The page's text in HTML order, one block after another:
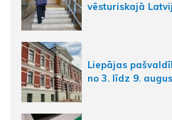
vēsturiskajā
Liepājas
no 3. līdz 9.